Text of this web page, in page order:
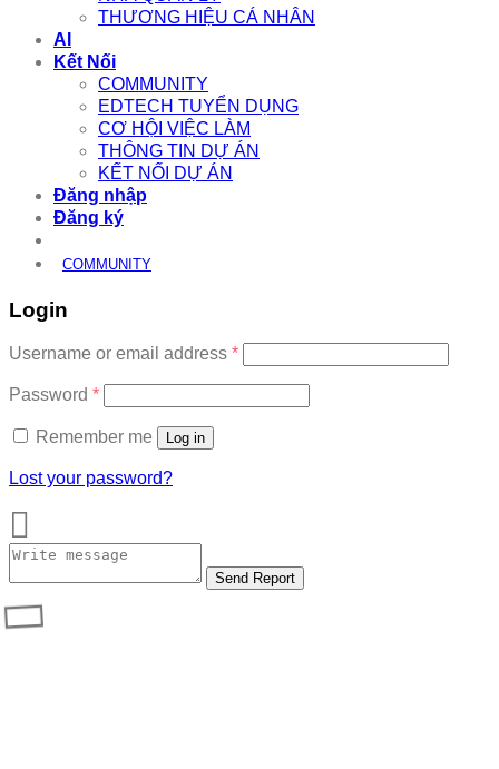
THƯƠNG HIỆU CÁ NHÂN
AI
Kết Nối
COMMUNITY
EDTECH TUYỂN DỤNG
CƠ HỘI VIỆC LÀM
THÔNG TIN DỰ ÁN
KẾT NỐI DỰ ÁN
Đăng nhập
Đăng ký
COMMUNITY
Login
Username or email address *Required
Password *Required
Remember me Log in
Lost your password?